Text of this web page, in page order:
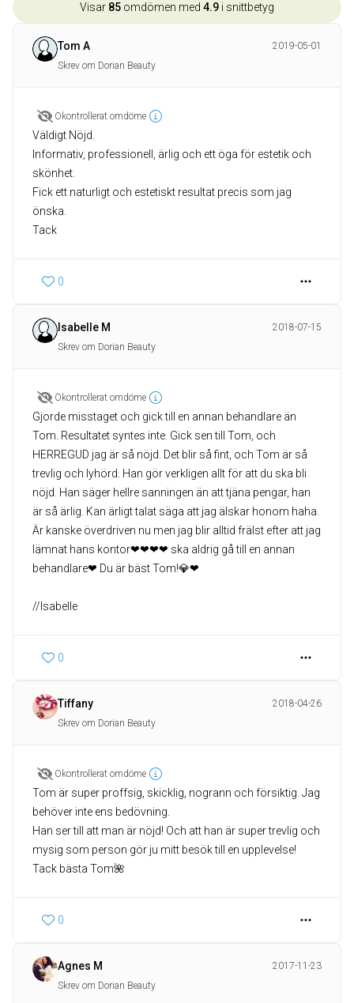
Visar 85 omdömen med 4.9 i snittbetyg
Tom A
2019-05-01
Skrev om Dorian Beauty
Okontrollerat omdöme
Väldigt Nöjd.
Informativ, professionell, ärlig och ett öga för estetik och
skönhet.
Fick ett naturligt och estetiskt resultat precis som jag
önska.
Tack
0
Isabelle M
2018-07-15
Skrev om Dorian Beauty
Okontrollerat omdöme
Gjorde misstaget och gick till en annan behandlare än
Tom. Resultatet syntes inte. Gick sen till Tom, och
HERREGUD jag är så nöjd. Det blir så fint, och Tom är så
trevlig och lyhörd. Han gör verkligen allt för att du ska bli
nöjd. Han säger hellre sanningen än att tjäna pengar, han
är så ärlig. Kan ärligt talat säga att jag älskar honom haha.
Är kanske överdriven nu men jag blir alltid frälst efter att jag
lämnat hans kontor❤❤❤❤ ska aldrig gå till en annan
behandlare❤ Du är bäst Tom!💎❤
//Isabelle
0
Tiffany
2018-04-26
Skrev om Dorian Beauty
Okontrollerat omdöme
Tom är super proffsig, skicklig, nogrann och försiktig. Jag
behöver inte ens bedövning.
Han ser till att man är nöjd! Och att han är super trevlig och
mysig som person gör ju mitt besök till en upplevelse!
Tack bästa Tom🌺
0
Agnes M
2017-11-23
Skrev om Dorian Beauty